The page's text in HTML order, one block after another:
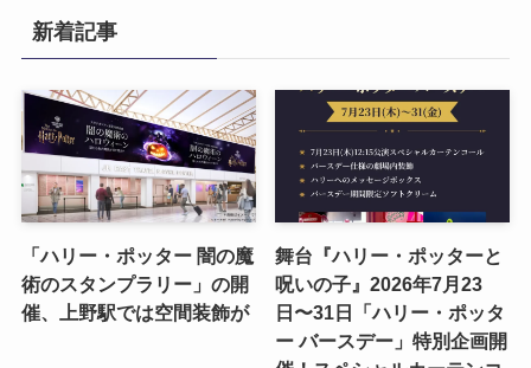
新着記事
「ハリー・ポッター 闇の魔
術のスタンプラリー」の開
催、上野駅では空間装飾が
舞台『ハリー・ポッターと
呪いの子』2026年7月23
日〜31日「ハリー・ポッタ
ー バースデー」特別企画開